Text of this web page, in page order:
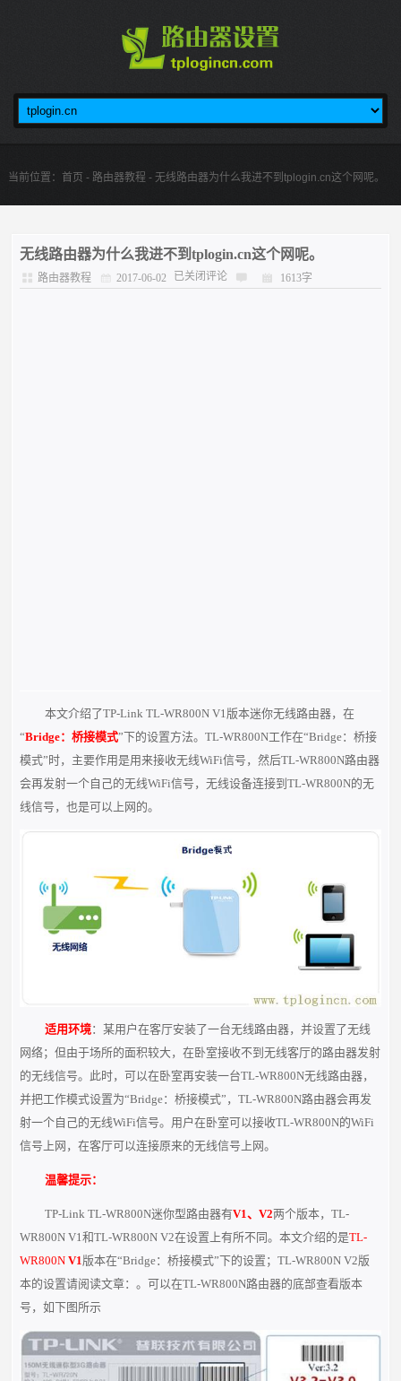
当前位置： 首页 - 路由器教程 - 无线路由器为什么我进不到tplogin.cn这个网呢。
无线路由器为什么我进不到tplogin.cn这个网呢。
路由器教程 2017-06-02 已关闭评论 1613字
本文介绍了TP-Link TL-WR800N V1版本迷你无线路由器，在
“Bridge：桥接模式”下的设置方法。TL-WR800N工作在“Bridge：桥接
模式”时，主要作用是用来接收无线WiFi信号，然后TL-WR800N路由器
会再发射一个自己的无线WiFi信号，无线设备连接到TL-WR800N的无
线信号，也是可以上网的。
适用环境：某用户在客厅安装了一台无线路由器，并设置了无线
网络；但由于场所的面积较大，在卧室接收不到无线客厅的路由器发射
的无线信号。此时，可以在卧室再安装一台TL-WR800N无线路由器，
并把工作模式设置为“Bridge：桥接模式”，TL-WR800N路由器会再发
射一个自己的无线WiFi信号。用户在卧室可以接收TL-WR800N的WiFi
信号上网，在客厅可以连接原来的无线信号上网。
温馨提示：
TP-Link TL-WR800N迷你型路由器有V1、V2两个版本，TL-
WR800N V1和TL-WR800N V2在设置上有所不同。本文介绍的是TL-
WR800NV1 版本在“Bridge：桥接模式”下的设置；TL-WR800N V2版
本的设置请阅读文章：。可以在TL-WR800N路由器的底部查看版本
号，如下图所示